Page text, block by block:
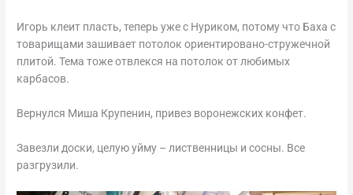
Игорь клеит пласть, теперь уже с Нуриком, потому что Баха с
товарищами зашивает потолок ориентировано-стружечной
плитой. Тема тоже отвлекся на потолок от любимых
карбасов.
Вернулся Миша Крупенин, привез воронежских конфет.
Завезли доски, целую уйму – лиственницы и сосны. Все
разгрузили.